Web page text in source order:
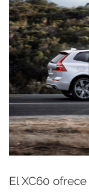
El XC60 ofrece